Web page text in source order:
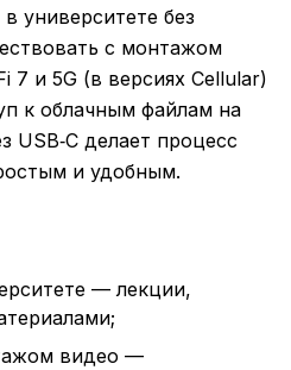
университете без
с монтажом
7 и 5G (в версиях Cellular)
к облачным файлам на
USB‑C делает процесс
и удобным.
— лекции,
видео —